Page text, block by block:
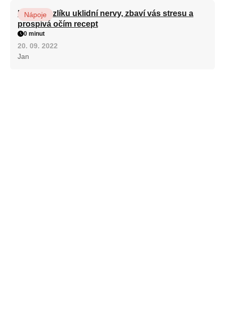
Kořen kozlíku uklidní nervy, zbaví vás stresu a
prospívá očím recept
Nápoje
0 minut
20. 09. 2022
Jan